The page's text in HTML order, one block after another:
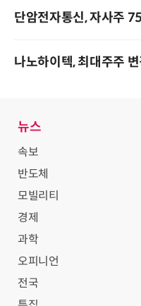
단암전자통신, 자사주
나노하이텍, 최대주주 변
뉴스
속보
반도체
모빌리티
경제
과학
오피니언
전국